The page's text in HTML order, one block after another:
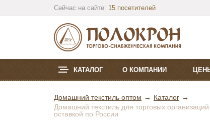
Сейчас на сайте: 15 посетителей
КАТАЛОГ О КОМПАНИИ
Домашний текстиль оптом
Каталог
Домашний текстиль для торговых
оставкой по России